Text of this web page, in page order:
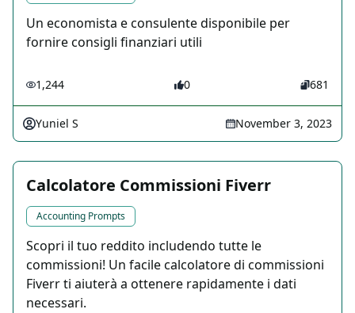
Un economista e consulente disponibile per
fornire consigli finanziari utili
1,244 0 681
Yuniel S November 3, 2023
Calcolatore Commissioni Fiverr
Accounting Prompts
Scopri il tuo reddito includendo tutte le
commissioni! Un facile calcolatore di commissioni
Fiverr ti aiuterà a ottenere rapidamente i dati
necessari.